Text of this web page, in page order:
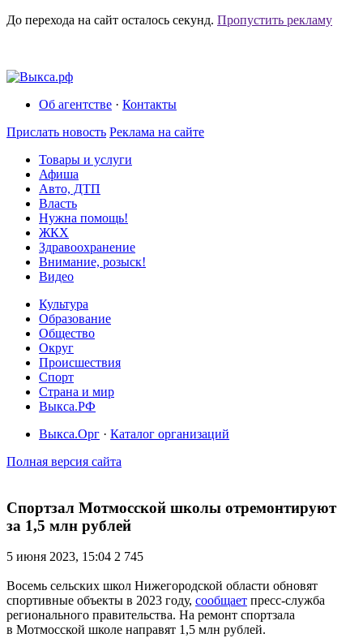
До перехода на сайт осталось секунд. Пропустить рекламу
Об агентстве · Контакты
Прислать новость Реклама на сайте
Товары и услуги
Афиша
Авто, ДТП
Власть
Нужна помощь!
ЖКХ
Здравоохранение
Внимание, розыск!
Видео
Культура
Образование
Общество
Округ
Происшествия
Спорт
Страна и мир
Выкса.РФ
Выкса.Орг · Каталог организаций
Полная версия сайта
Спортзал Мотмосской школы отремонтируют
за 1,5 млн рублей
5 июня 2023, 15:04 2 745
Восемь сельских школ Нижегородской области обновят
спортивные объекты в 2023 году, сообщает пресс-служба
регионального правительства. На ремонт спортзала
в Мотмосской школе направят 1,5 млн рублей.